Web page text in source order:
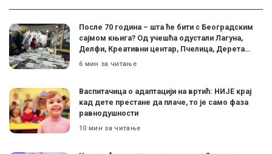
После 70 година – шта ће бити с Београдским
сајмом књига? Од учешћа одустали Лагуна,
Делфи, Креативни центар, Пчелица, Дерета…
6 мин за читање
Васпитачица о адаптацији на вртић: НИЈЕ крај
кад дете престане да плаче, то је само фаза
равнодушности
10 мин за читање